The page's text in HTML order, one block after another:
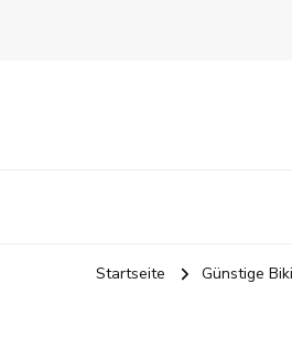
Startseite Günstige